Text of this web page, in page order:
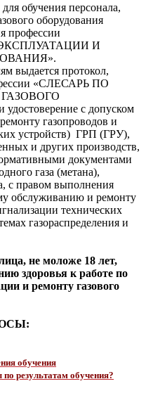
обучения персонала,
оборудования
профессии
ЭКСПЛУАТАЦИИ И
выдается протокол,
«СЛЕСАРЬ ПО
с допуском
газопроводов и
устройств) ГРП (ГРУ),
и других производств,
документами
газа (метана),
с правом выполнения
обслуживанию и ремонту
технических
газораспределения и
не моложе 18 лет,
здоровья к работе по
и ремонту газового
обучения
результатам обучения?